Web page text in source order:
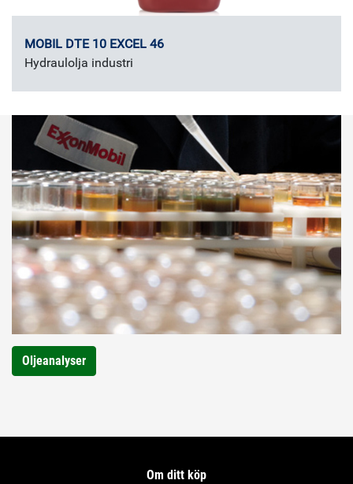
MOBIL DTE 10 EXCEL 46
Hydraulolja industri
Oljeanalyser
Om ditt köp